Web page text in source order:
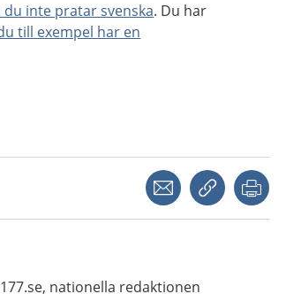
inte pratar svenska. Du har
till exempel har en
Dela via mejlKopiera länk
nationella redaktionen